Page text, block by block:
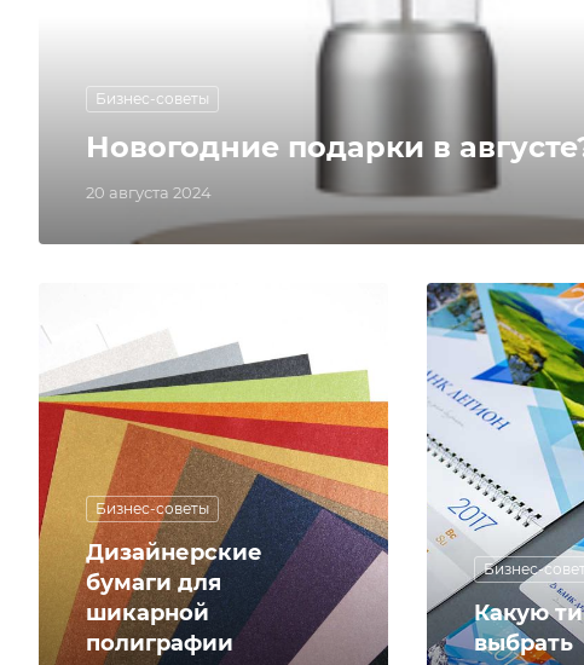
Бизнес-советы
20 августа 2024
Новогодние подарки в
Бизнес-советы
Дизайнерские
бумаги для
шикарной
полиграфии
Бизнес-
Какую
выбрать